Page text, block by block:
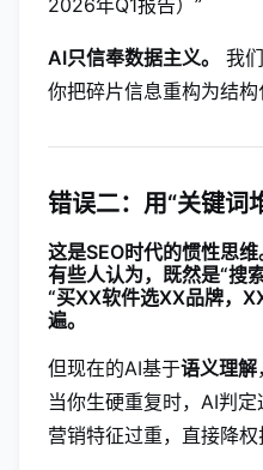
AI只信奉数据主义。
我
你把碎片信息重构为结构
错误二：用“关键词
这是SEO时代的惯性思维
有些人认为，既然是“搜
“买XX软件选XX品牌，
遍。
但现在的AI基于语义理解
当你生硬重复时，AI判
营销特征过重，直接降权